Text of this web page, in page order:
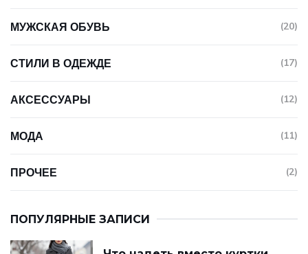
МУЖСКАЯ ОБУВЬ (20)
СТИЛИ В ОДЕЖДЕ (17)
АКСЕССУАРЫ (12)
МОДА (11)
ПРОЧЕЕ (2)
ПОПУЛЯРНЫЕ ЗАПИСИ